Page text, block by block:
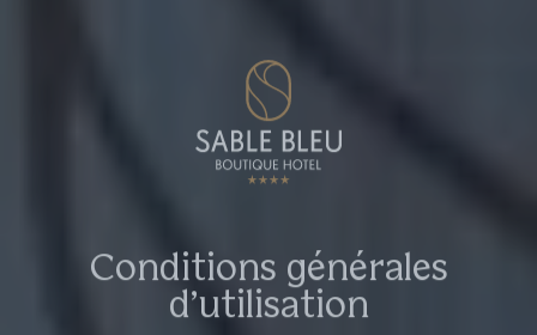
Conditions générales
d’utilisation